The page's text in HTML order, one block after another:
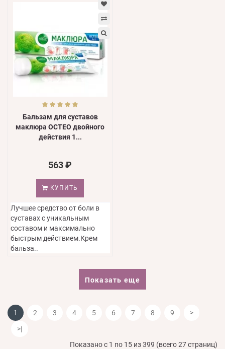
Бальзам для суставов
маклюра ОСТЕО двойного
действия 1...
563 ₽
КУПИТЬ
Лучшее средство от боли в
суставах с уникальным
составом и максимально
быстрым действием.Крем
бальза..
Показать еще
1 2 3 4 5 6 7 8 9
>
>|
Показано с 1 по 15 из 399 (всего 27 страниц)